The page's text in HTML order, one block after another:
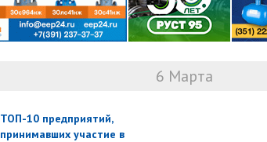
6 Марта
ТОП-10 предприятий,
принимавших участие в